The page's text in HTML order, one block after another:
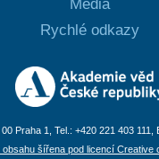
Média
Rychlé odkazy
Praha 1, Tel.: +420 221 403 111,
obsahu šířena pod licencí Creative